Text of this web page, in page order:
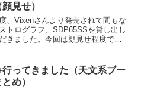
見せ）
、Vixenさんより発売されて間もな
トログラフ、SDP65SSを貸し出し
きました。今回は顔見せ程度です
かにそのエキスをギュッと凝縮し
うな望遠鏡です。
行ってきました（天文系ブー
め）